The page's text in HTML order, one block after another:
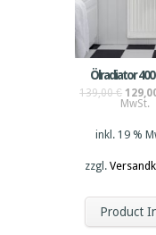
Ölradiator
139,00€
MwSt.
inkl. 19 %
zzgl.
Product